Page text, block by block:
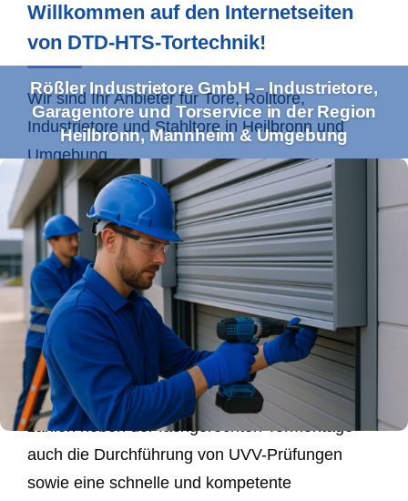
Rößler Industrietore GmbH – Industrietore,
Garagentore und Torservice in der Region
Heilbronn, Mannheim & Umgebung
Willkommen auf den Internetseiten
von DTD-HTS-Tortechnik!
Wir sind Ihr Anbieter für Tore, Rolltore,
Industrietore und Stahltore in Heilbronn und
Umgebung.
Ihr Profi für Industrietore und
Torservice im Einzugsgebiet
Heilbronn & Co.
Mit unserem umfassenden Leistungsspektrum
bedienen wir sowohl Gewerbe- als auch
Privatkunden. Zu unseren Kernkompetenzen
zählen neben der fachgerechten Tormontage
auch die Durchführung von UVV-Prüfungen
sowie eine schnelle und kompetente